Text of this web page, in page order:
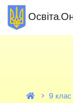
9 клас